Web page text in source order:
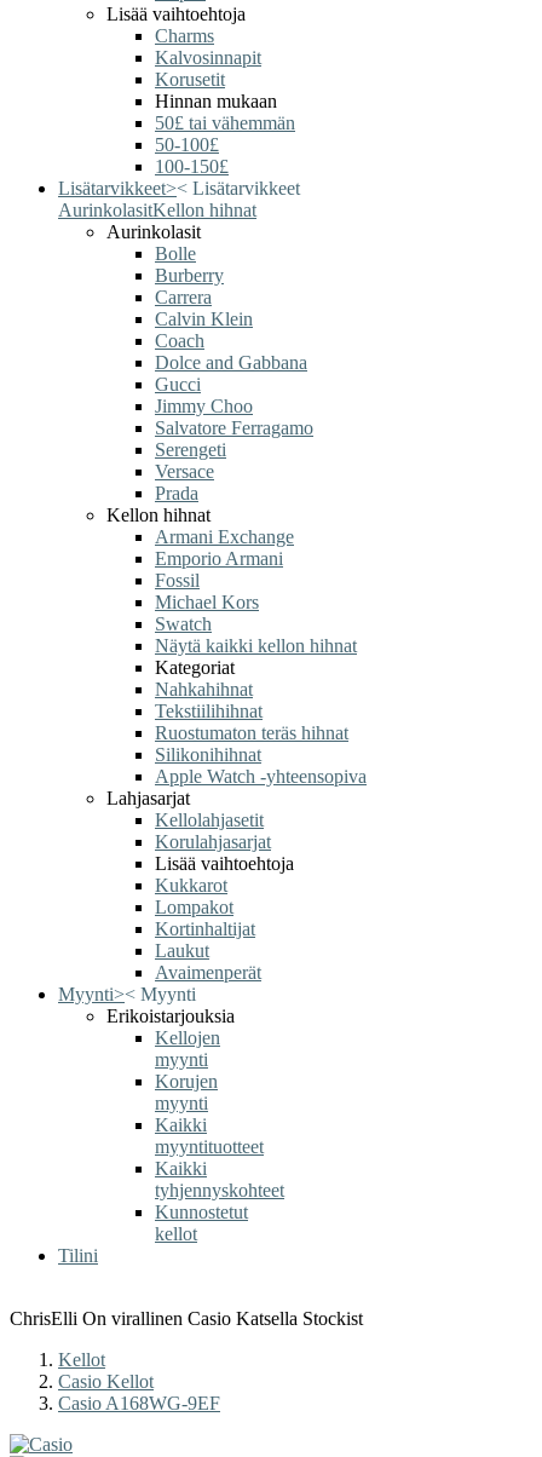
Lisää vaihtoehtoja
Charms
Kalvosinnapit
Korusetit
Hinnan mukaan
50£ tai vähemmän
50-100£
100-150£
Lisätarvikkeet>< Lisätarvikkeet
AurinkolasitKellon hihnat
Aurinkolasit
Bolle
Burberry
Carrera
Calvin Klein
Coach
Dolce and Gabbana
Gucci
Jimmy Choo
Salvatore Ferragamo
Serengeti
Versace
Prada
Kellon hihnat
Armani Exchange
Emporio Armani
Fossil
Michael Kors
Swatch
Näytä kaikki kellon hihnat
Kategoriat
Nahkahihnat
Tekstiilihihnat
Ruostumaton teräs hihnat
Silikonihihnat
Apple Watch -yhteensopiva
Lahjasarjat
Kellolahjasetit
Korulahjasarjat
Lisää vaihtoehtoja
Kukkarot
Lompakot
Kortinhaltijat
Laukut
Avaimenperät
Myynti>< Myynti
Erikoistarjouksia
Kellojen
myynti
Korujen
myynti
Kaikki
myyntituotteet
Kaikki
tyhjennyskohteet
Kunnostetut
kellot
Tilini
ChrisElli On virallinen Casio Katsella Stockist
Kellot
Casio Kellot
Casio A168WG-9EF